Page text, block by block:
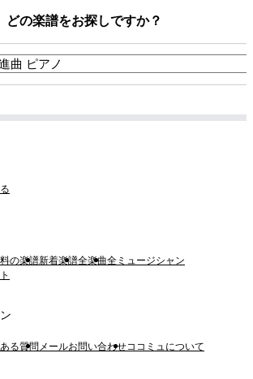
どの楽譜をお探しですか？
の楽譜新着楽譜全楽曲全ミュージシャン
る質問 メールお問い合わせココミュについて